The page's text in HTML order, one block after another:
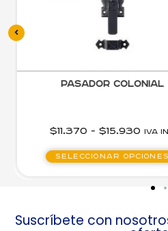
Pasador Colonial
$11.370 - $15.930 IVA
Seleccionar opciones
Suscríbete con